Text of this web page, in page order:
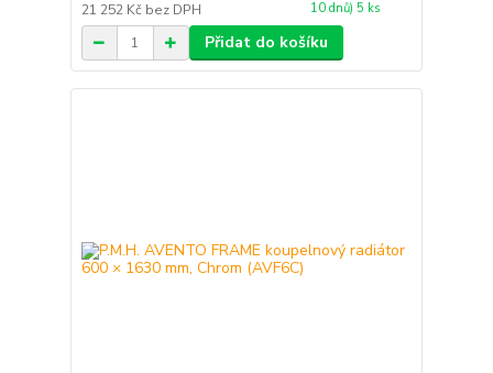
21 252 Kč bez DPH
10 dnů) 5 ks
Přidat do košíku